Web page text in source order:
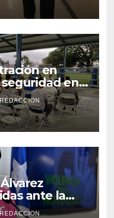
en
en
REDACCION
ante la
REDACCION